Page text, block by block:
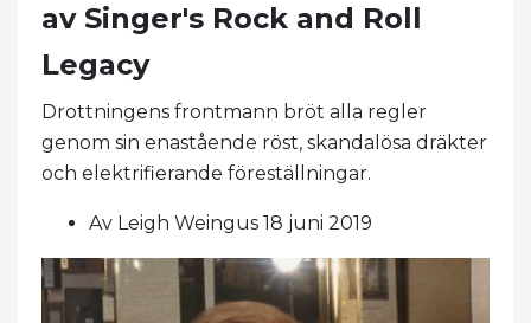
av Singer's Rock and Roll
Legacy
Drottningens frontmann bröt alla regler
genom sin enastående röst, skandalösa dräkter
och elektrifierande föreställningar.
Av Leigh Weingus 18 juni 2019